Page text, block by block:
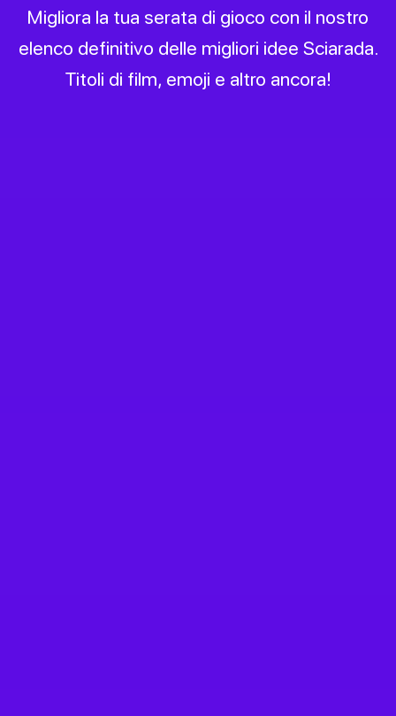
Migliora la tua serata di gioco con il nostro
elenco definitivo delle migliori idee Sciarada.
Titoli di film, emoji e altro ancora!